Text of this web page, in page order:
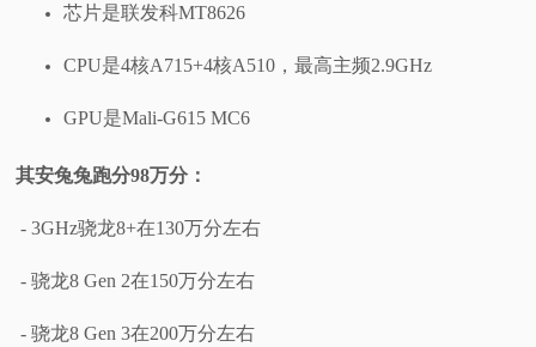
芯片是联发科MT8626
CPU是4核A715+4核A510，最高主频2.9GHz
GPU是Mali-G615 MC6
其安兔兔跑分98万分：
- 3GHz骁龙8+在130万分左右
- 骁龙8 Gen 2在150万分左右
- 骁龙8 Gen 3在200万分左右